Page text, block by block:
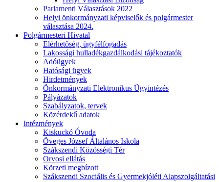
Parlamenti Választások 2022
Helyi önkormányzati képviselők és polgármester
választása 2024.
Polgármesteri Hivatal
Elérhetőség, ügyfélfogadás
Lakossági hulladékgazdálkodási tájékoztatók
Adóügyek
Hatósági ügyek
Hirdetmények
Önkormányzati Elektronikus Ügyintézés
Pályázatok
Szabályzatok, tervek
Közérdekű adatok
Intézmények
Kiskuckó Óvoda
Öveges József Általános Iskola
Szákszendi Közösségi Tér
Orvosi ellátás
Körzeti megbízott
Szákszendi Szociális és Gyermekjóléti Alapszolgáltatási